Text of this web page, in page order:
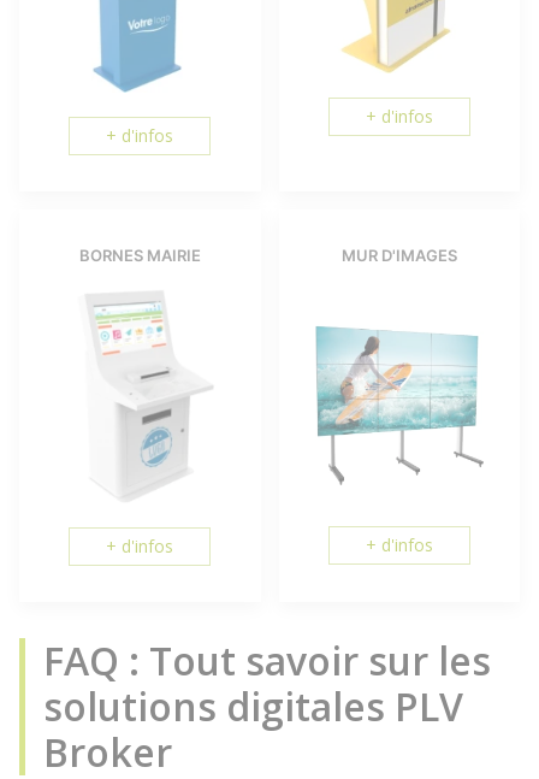
+ d'infos
+ d'infos
BORNES MAIRIE
+ d'infos
MUR D'IMAGES
+ d'infos
FAQ : Tout savoir sur les
solutions digitales PLV
Broker